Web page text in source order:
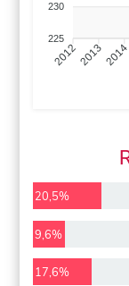
230
225
201220132014
20,5%
9,6%
17,6%